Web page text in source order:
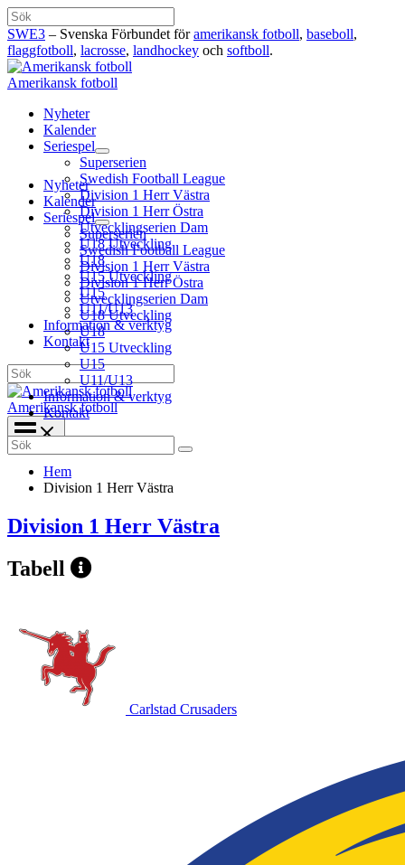
Hoppa
till
innehåll
Sök
SWE3 – Svenska Förbundet föramerikansk fotboll, baseboll,
flaggfotboll, lacrosse, landhockey och softboll.
Amerikansk fotboll
Nyheter
Kalender
Seriespel
Superserien
Swedish Football League
Division 1 Herr Västra
Division 1 Herr Östra
Utvecklingserien Dam
U18 Utveckling
U18
U15 Utveckling
U15
U11/U13
Information & verktyg
Kontakt
Sök
Amerikansk fotboll
Nyheter
Kalender
Seriespel
Superserien
Swedish Football League
Division 1 Herr Västra
Division 1 Herr Östra
Utvecklingserien Dam
U18 Utveckling
U18
U15 Utveckling
U15
U11/U13
Information & verktyg
Kontakt
Search
for:
Hem
Division 1 Herr Västra
Division 1 Herr Västra
Tabell
Carlstad Crusaders